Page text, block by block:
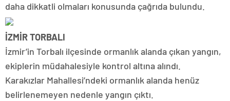
daha dikkatli olmaları konusunda çağrıda bulundu.
İZMİR TORBALI
İzmir’in Torbalı ilçesinde ormanlık alanda çıkan yangın,
ekiplerin müdahalesiyle kontrol altına alındı.
Karakızlar Mahallesi’ndeki ormanlık alanda henüz
belirlenemeyen nedenle yangın çıktı.